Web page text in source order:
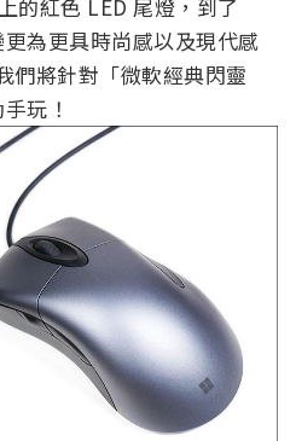
的紅色 LED 尾燈，到了
更為更具時尚感以及現代感
們將針對「微軟經典閃靈
玩！